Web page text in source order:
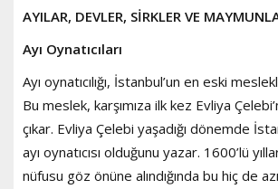
AYILAR, DEVLER, SİRKLER VE
Ayı Oynatıcıları
Ayı oynatıcılığı, İstanbul’un en eski
Bu meslek, karşımıza ilk kez Evliya
çıkar. Evliya Çelebi yaşadığı dönemde
ayı oynatıcısı olduğunu yazar. 1600’lü
nüfusu göz önüne alındığında bu hiç de